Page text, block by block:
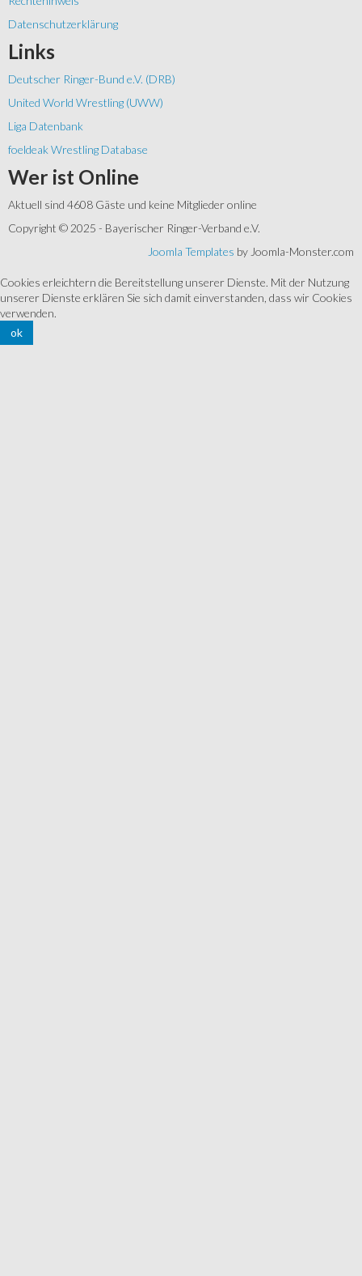
Datenschutzerklärung
Links
Deutscher Ringer-Bund e.V. (DRB)
United World Wrestling (UWW)
Liga Datenbank
foeldeak Wrestling Database
Wer ist Online
Aktuell sind 4608 Gäste und keine Mitglieder online
Copyright © 2025 - Bayerischer Ringer-Verband e.V.
Joomla Templates by Joomla-Monster.com
Cookies erleichtern die Bereitstellung unserer Dienste. Mit der Nutzung
unserer Dienste erklären Sie sich damit einverstanden, dass wir Cookies
verwenden.
ok